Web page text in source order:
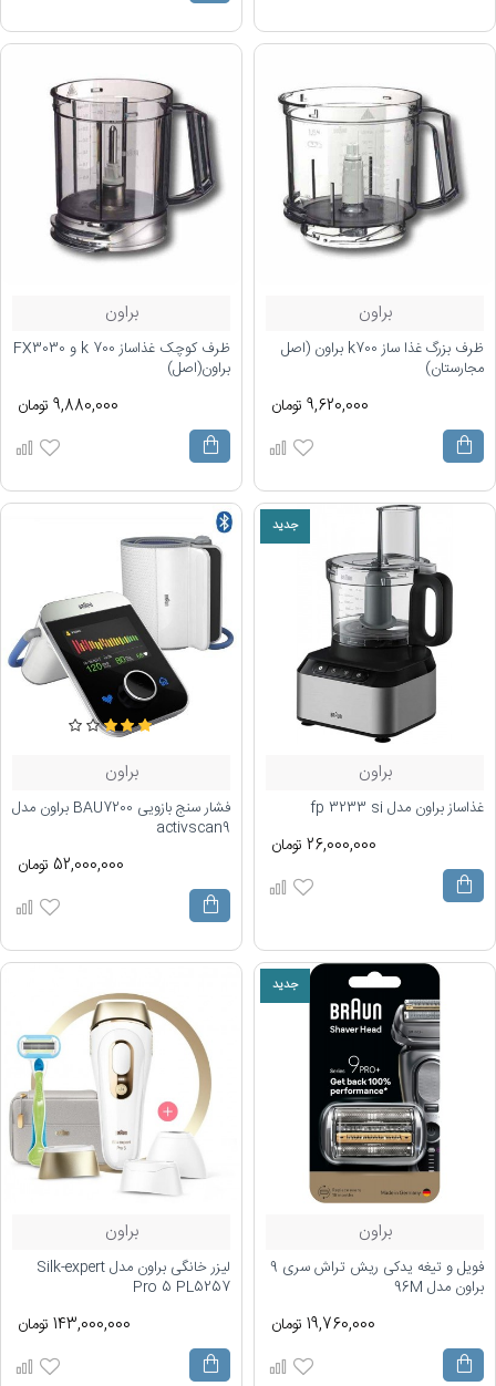
براون
ظرف بزرگ غذا ساز k700 براون (اصل
مجارستان)
9,620,000 تومان
براون
ظرف کوچک غذاساز k 700 و FX3030
براون(اصل)
9,880,000 تومان
جدید
براون
غذاساز براون مدل fp 3233 si
26,000,000 تومان
براون
فشار سنج بازویی BAU7200 براون مدل
activscan9
52,000,000 تومان
جدید
براون
فویل و تیغه یدکی ریش تراش سری 9
براون مدل 96M
19,760,000 تومان
براون
لیزر خانگی براون مدل Silk-expert
Pro 5 PL5257
143,000,000 تومان